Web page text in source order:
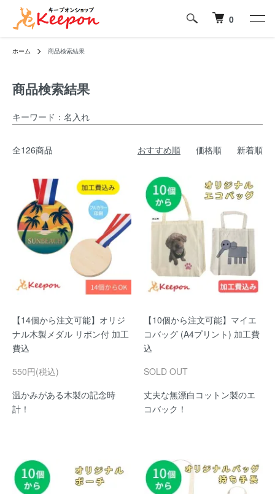
0
ホーム 商品検索結果
商品検索結果
キーワード：名入れ
全126商品 おすすめ順 価格順 新着順
【14個から注文可能】オリジ
ナル木製メダル リボン付 加工
費込
550円(税込)
温かみがある木製の記念時
計！
【10個から注文可能】マイエ
コバッグ (A4プリント) 加工費
込
SOLD OUT
丈夫な無漂白コットン製のエ
コバック！